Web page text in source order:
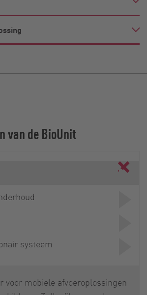
van de BioUnit
systeem
voor mobiele afvoeroplossingen